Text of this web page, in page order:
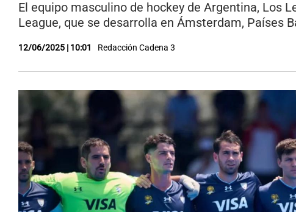
El equipo masculino de hockey de Argentina, Los
League, que se desarrolla en Ámsterdam, Países
12/06/2025 | 10:01 Redacción Cadena 3